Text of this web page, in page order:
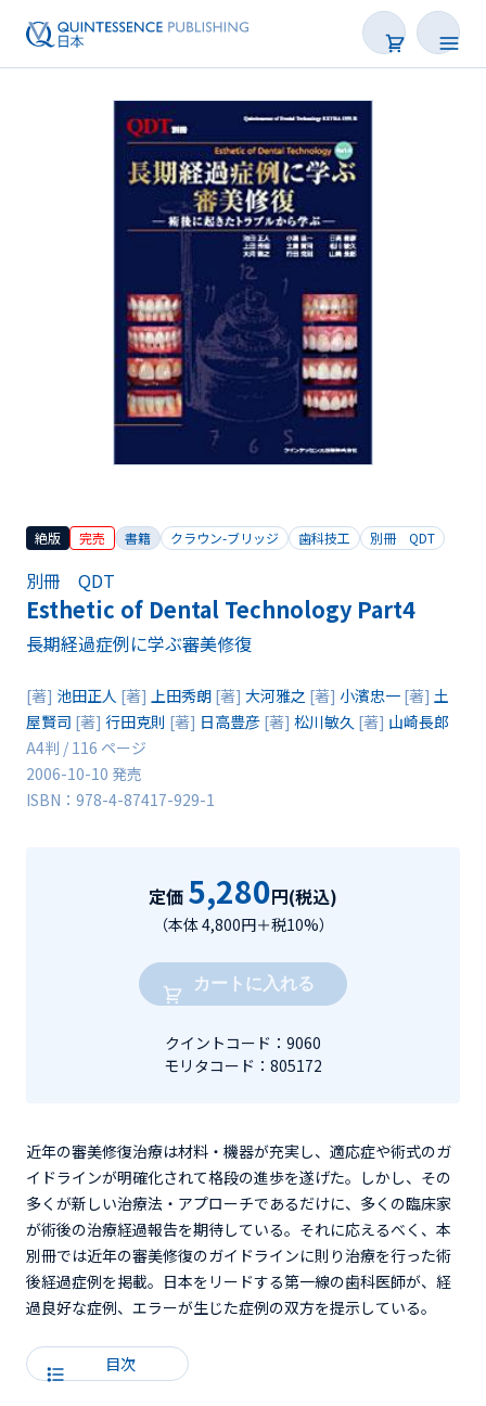
書籍
雑誌
映像
電子BOOK
著者一覧
絶版 完売 書籍 クラウン-ブリッジ 歯科技工 別冊 QDT
別冊 QDT
Esthetic of Dental Technology Part4
長期経過症例に学ぶ審美修復
[著] 池田正人 [著] 上田秀朗 [著] 大河雅之 [著] 小濱忠一 [著] 土
屋賢司 [著] 行田克則 [著] 日高豊彦 [著] 松川敏久 [著] 山崎長郎
A4判 / 116 ページ
2006-10-10 発売
ISBN：978-4-87417-929-1
定価 5,280円(税込)
（本体 4,800円＋税10%）
カートに入れる
クイントコード：9060
モリタコード：805172
近年の審美修復治療は材料・機器が充実し、適応症や術式のガ
イドラインが明確化されて格段の進歩を遂げた。しかし、その
多くが新しい治療法・アプローチであるだけに、多くの臨床家
が術後の治療経過報告を期待している。それに応えるべく、本
別冊では近年の審美修復のガイドラインに則り治療を行った術
後経過症例を掲載。日本をリードする第一線の歯科医師が、経
過良好な症例、エラーが生じた症例の双方を提示している。
目次